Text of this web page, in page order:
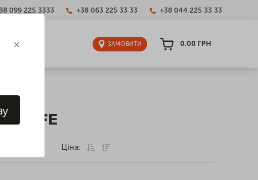
099 225 3333 +38 063 225 33 33 +38 044 225 33 33
ЗАМОВИТИ 0.00 ГРН
CAFE
Ціна:
×